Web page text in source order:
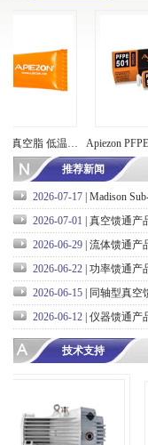
Apiezon N低温真空脂 低温导热脂 密封脂 英国阿佩佐阿皮松（现货）
推荐新闻
2026-07-17| Madison
2026-07-01 | 真空馈通产
2026-06-29| 流体馈通产
2026-06-22| 功率馈通产
2026-06-15| 同轴型真空
2026-06-12| 仪器馈通产
技术支持